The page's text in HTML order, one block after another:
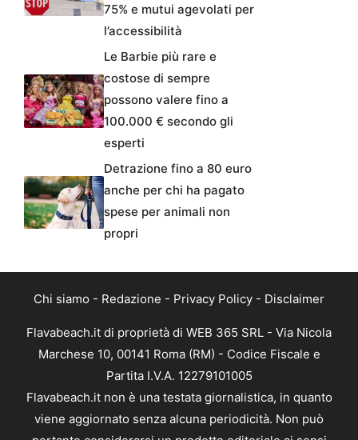
75% e mutui agevolati per
l’accessibilità
Le Barbie più rare e
costose di sempre
possono valere fino a
100.000 € secondo gli
esperti
Detrazione fino a 80 euro
anche per chi ha pagato
spese per animali non
propri
Chi siamo - Redazione - Privacy Policy - Disclaimer
Flavabeach.it di proprietà di WEB 365 SRL - Via Nicola
Marchese 10, 00141 Roma (RM) - Codice Fiscale e
Partita I.V.A. 12279101005
Flavabeach.it non è una testata giornalistica, in quanto
viene aggiornato senza alcuna periodicità. Non può